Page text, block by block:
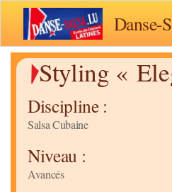
Danse-
Styling «
Discipline :
Salsa Cubaine
Niveau :
Avancés